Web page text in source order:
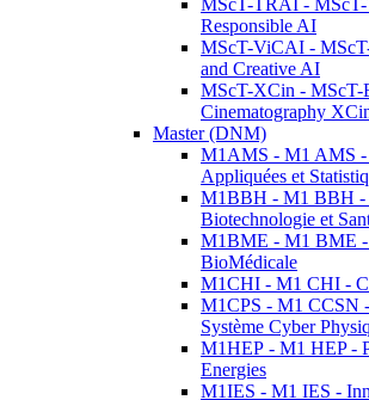
MScT-TRAI - MScT-
Responsible AI
MScT-ViCAI -
and Creative AI
MScT-XCin - MScT-
Cinematography
Master (DNM)
M1AMS - M1 AMS -
Appliquées et
M1BBH - M1 BBH -
Biotechnologie et
M1BME - M1 BME -
BioMédicale
M1CHI - M1 CHI -
M1CPS - M1 CCSN
Système Cyber
M1HEP - M1 HEP -
Energies
M1IES - M1 IES -